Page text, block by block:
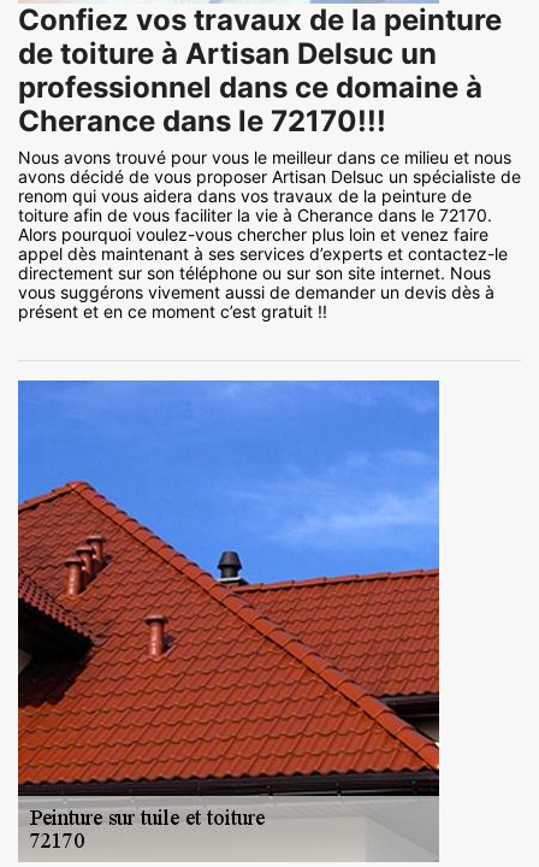
Confiez vos travaux de la peinture
de toiture à Artisan Delsuc un
professionnel dans ce domaine à
Cherance dans le 72170!!!
Nous avons trouvé pour vous le meilleur dans ce milieu et nous
avons décidé de vous proposer Artisan Delsuc un spécialiste de
renom qui vous aidera dans vos travaux de la peinture de
toiture afin de vous faciliter la vie à Cherance dans le 72170.
Alors pourquoi voulez-vous chercher plus loin et venez faire
appel dès maintenant à ses services d’experts et contactez-le
directement sur son téléphone ou sur son site internet. Nous
vous suggérons vivement aussi de demander un devis dès à
présent et en ce moment c’est gratuit !!